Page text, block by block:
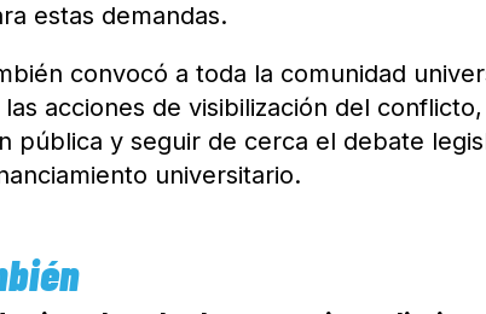
estas demandas.
convocó a toda la comunidad
acciones de visibilización del
pública y seguir de cerca el debate
universitario.